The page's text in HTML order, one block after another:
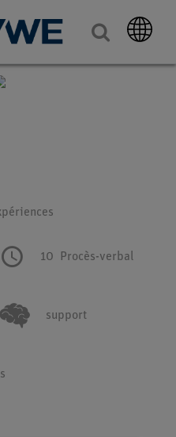
10 Procès-verbal
support